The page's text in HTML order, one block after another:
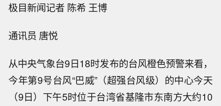
极目新闻记者 陈希 王博
通讯员 唐悦
从中央气象台9日18时发布的台风橙色预警来看，
今年第9号台风“巴威”（超强台风级）的中心今天
（9日）下午5时位于台湾省基隆市东南方大约10